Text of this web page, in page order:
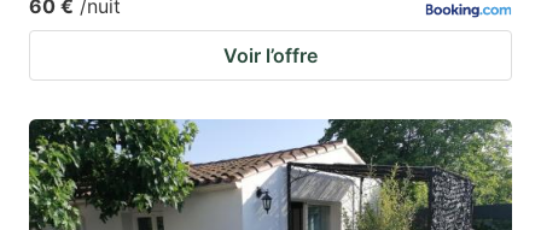
60 € /nuit
Voir l’offre